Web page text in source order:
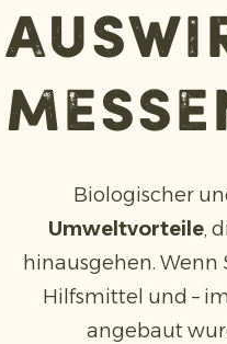
Biologischer
Umweltvorteile,
hinausgehen.
Hilfsmittel und –
angebaut